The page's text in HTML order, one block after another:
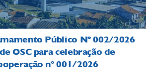
Público Nº 002/2026
OSC para celebração de
nº 001/2026